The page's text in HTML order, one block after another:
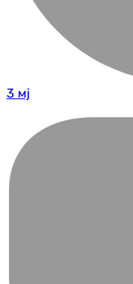
3 мј